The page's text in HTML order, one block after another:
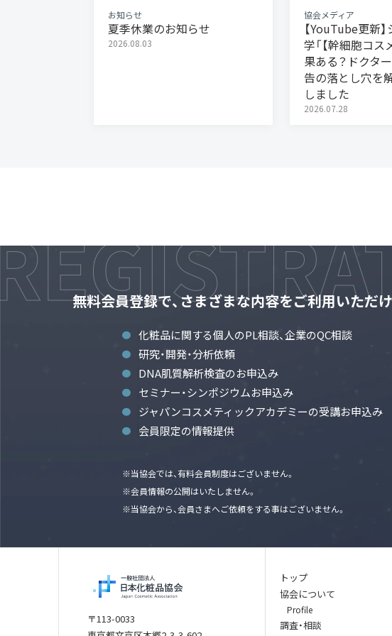
お知らせ
夏季休業のお知らせ
2026.08.03
協会メディア
【YouTube更新
学「【幹細胞コス
果ある？ドクタ
告の落とし穴を
しました
2026.07.28
無料会員登録で、さまざまな内容をご利用いただ
化粧品に関する個人のPL相談、企業のQC相談
研究・開発・分析依頼
DNA肌質解析検査のお申込み
セミナー・シンポジウムお申込み
ジャパンコスメティックアカデミーの受講お申込み
会員限定の情報提供
※当協会では、有料会員制度はございません。
※会員情報の公開はいたしません。
※当協会から、会員さまへご依頼をする事はございません。
〒113-0033
トップ
協会について
Profile
調査・相談